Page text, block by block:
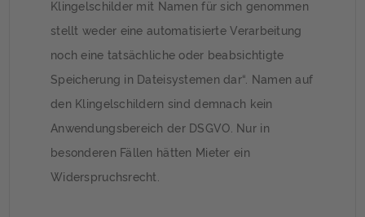
Klingelschilder mit Namen für sich genommen
stellt weder eine automatisierte Verarbeitung
noch eine tatsächliche oder beabsichtigte
Speicherung in Dateisystemen dar“. Namen auf
den Klingelschildern sind demnach kein
Anwendungsbereich der DSGVO. Nur in
besonderen Fällen hätten Mieter ein
Widerspruchsrecht.